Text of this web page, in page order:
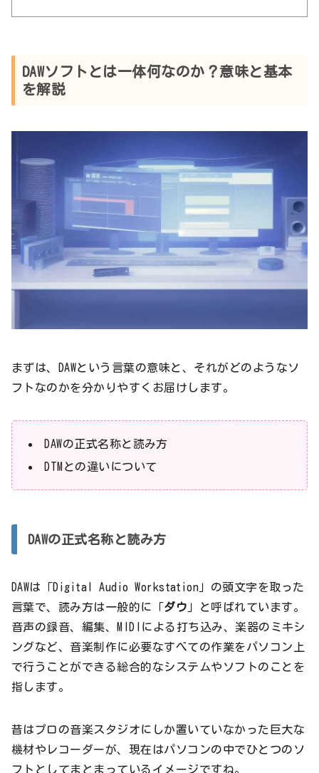
DAWソフトとは一体何なのか？意味と基本
を解説
まずは、DAWという言葉の意味と、それがどのようなソ
フトなのかを分かりやすくお届けします。
DAWの正式名称と読み方
DTMとの違いについて
DAWの正式名称と読み方
DAWは「Digital Audio Workstation」の頭文字を取った
言葉で、読み方は一般的に「ダウ 」と呼ばれています。
音声の録音、編集、MIDIによる打ち込み、楽器のミキシ
ングなど、音楽制作に必要なすべての作業をパソコン上
で行うことができる総合的なシステムやソフトのことを
指します。
昔はプロの音楽スタジオにしか置いていなかった巨大な
機材やレコーダーが、現在はパソコンの中でひとつのソ
フトとしてまとまっているイメージですね。